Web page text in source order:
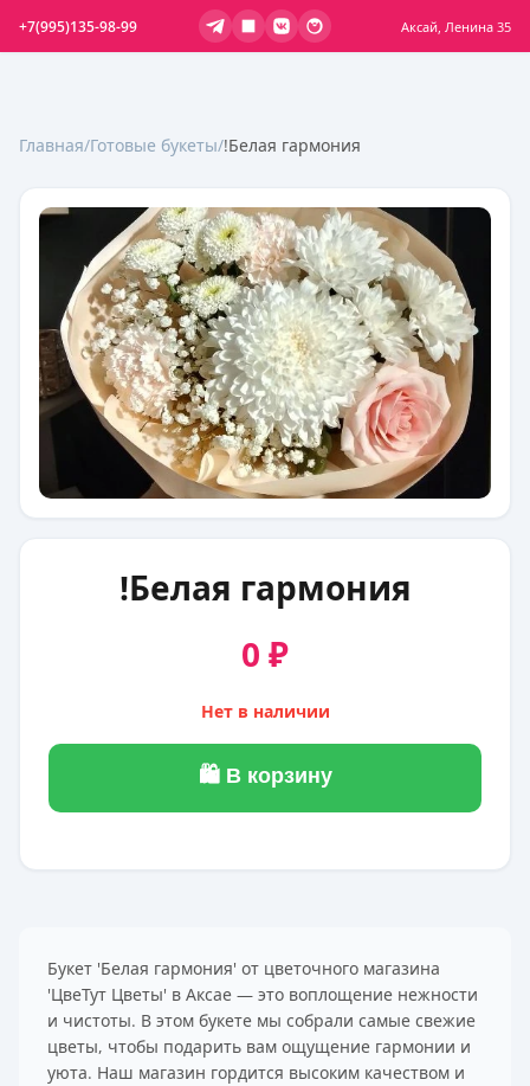
+7(995)135-98-99 Аксай, Ленина 35
Главная/Готовые букеты/!Белая гармония
!Белая гармония
0 ₽
Нет в наличии
🛍 В корзину
Букет 'Белая гармония' от цветочного магазина
'ЦвеТут Цветы' в Аксае — это воплощение нежности
и чистоты. В этом букете мы собрали самые свежие
цветы, чтобы подарить вам ощущение гармонии и
уюта. Наш магазин гордится высоким качеством и